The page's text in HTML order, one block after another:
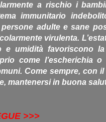
a rischio i
immunitario
adulte e sane
virulenta.
e umidità favoriscono
come l’escherichia
Come sempre, con
mantenersi in buona
>>>